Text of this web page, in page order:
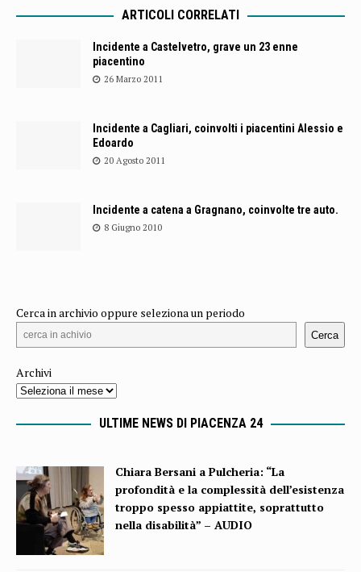
ARTICOLI CORRELATI
Incidente a Castelvetro, grave un 23 enne
piacentino
26 Marzo 2011
Incidente a Cagliari, coinvolti i piacentini Alessio e
Edoardo
20 Agosto 2011
Incidente a catena a Gragnano, coinvolte tre auto.
8 Giugno 2010
Cerca in archivio oppure seleziona un periodo
Cerca
Archivi
ULTIME NEWS DI PIACENZA 24
Chiara Bersani a Pulcheria: “La
profondità e la complessità dell’esistenza
troppo spesso appiattite, soprattutto
nella disabilità” – AUDIO